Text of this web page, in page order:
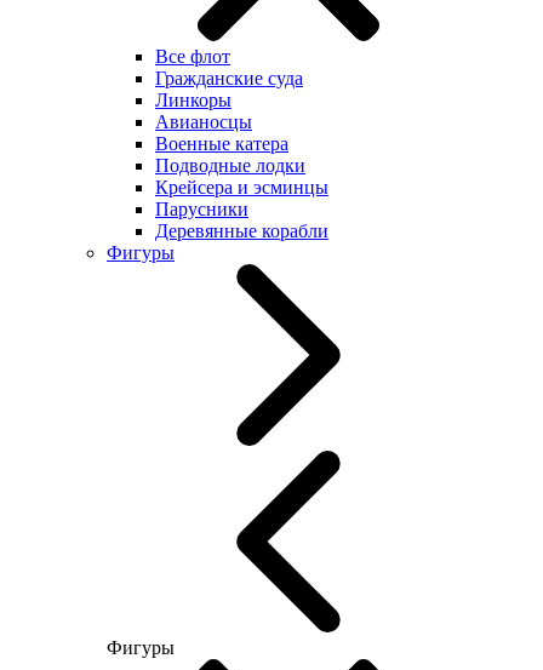
Все флот
Гражданские суда
Линкоры
Авианосцы
Военные катера
Подводные лодки
Крейсера и эсминцы
Парусники
Деревянные корабли
Фигуры
Фигуры